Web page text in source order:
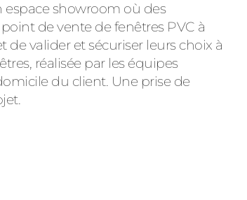
espace showroom où des
de vente de fenêtres PVC à
valider et sécuriser leurs choix à
réalisée par les équipes
du client. Une prise de